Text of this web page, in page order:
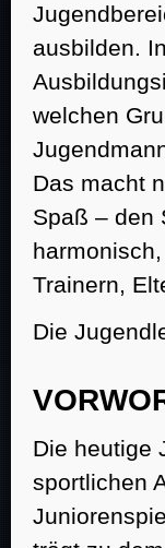
ausbilden.
welchen
Das macht
Spaß – den
Trainern,
Die
Die heutige
sportlichen